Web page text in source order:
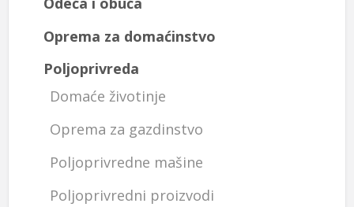
Oprema za domaćinstvo
Poljoprivreda
Domaće životinje
Oprema za gazdinstvo
Poljoprivredne mašine
Poljoprivredni proizvodi